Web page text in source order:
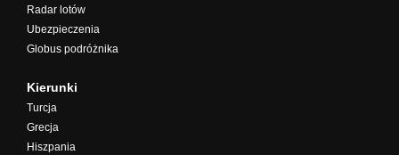
Radar lotów
Ubezpieczenia
Globus podróżnika
Kierunki
Turcja
Grecja
Hiszpania